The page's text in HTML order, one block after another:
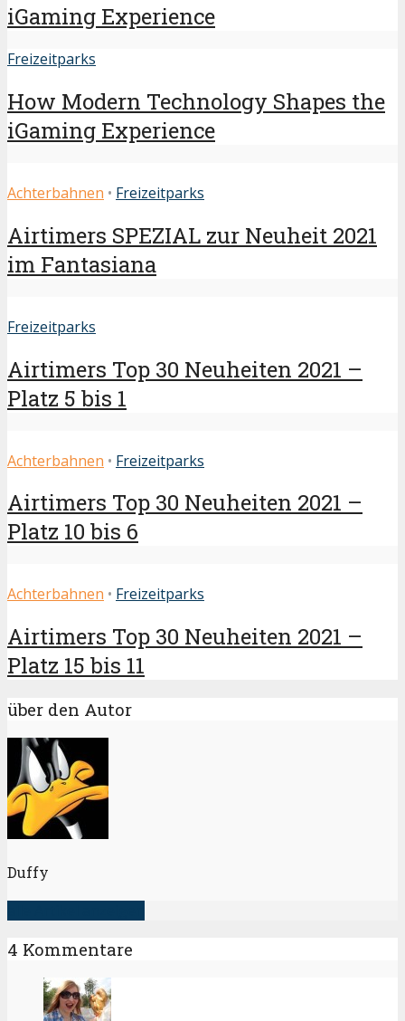
iGaming Experience
Freizeitparks
How Modern Technology Shapes the
iGaming Experience
Achterbahnen • Freizeitparks
Airtimers SPEZIAL zur Neuheit 2021
im Fantasiana
Freizeitparks
Airtimers Top 30 Neuheiten 2021 –
Platz 5 bis 1
Achterbahnen • Freizeitparks
Airtimers Top 30 Neuheiten 2021 –
Platz 10 bis 6
Achterbahnen • Freizeitparks
Airtimers Top 30 Neuheiten 2021 –
Platz 15 bis 11
über den Autor
Duffy
4 Kommentare